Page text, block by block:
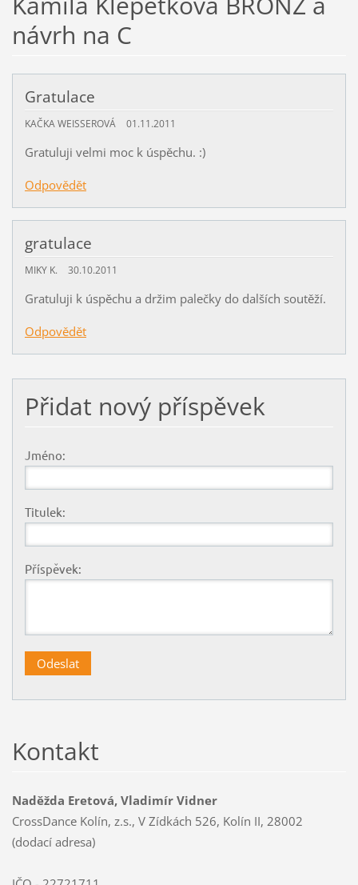
návrh na C
Gratulace
KAČKA WEISSEROVÁ 01.11.2011
Gratuluji velmi moc k úspěchu. :)
Odpovědět
gratulace
MIKY K. 30.10.2011
Gratuluji k úspěchu a držim palečky do dalších soutěží.
Odpovědět
Přidat nový příspěvek
Jméno:
Titulek:
Příspěvek:
Kontakt
Naděžda Eretová, Vladimír Vidner
CrossDance Kolín, z.s., V Zídkách 526, Kolín II, 28002
(dodací adresa)